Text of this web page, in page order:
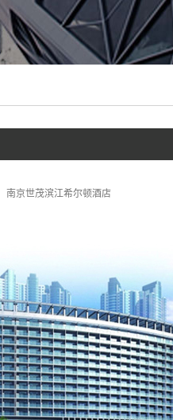
南京世茂滨江希尔顿酒店